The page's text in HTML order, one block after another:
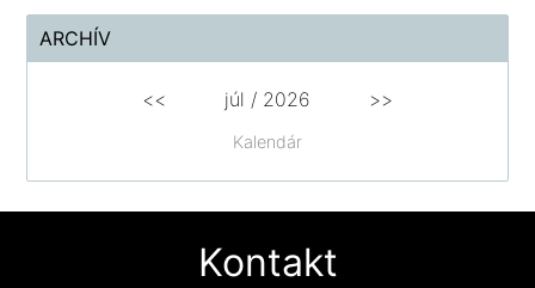
ARCHÍV
Kalendár
<< júl / 2026 >>
Kontakt